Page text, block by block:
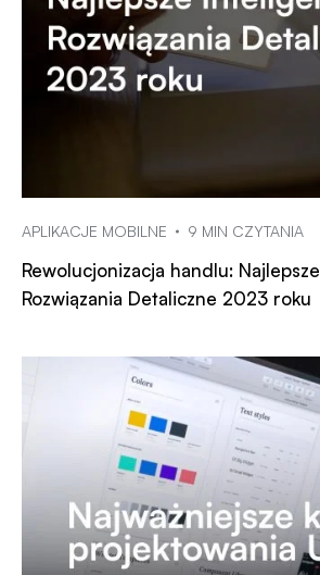
APLIKACJE MOBILNE 9 MIN CZYTANIA
Rewolucjonizacja handlu:
Rozwiązania Detaliczne 2023 roku